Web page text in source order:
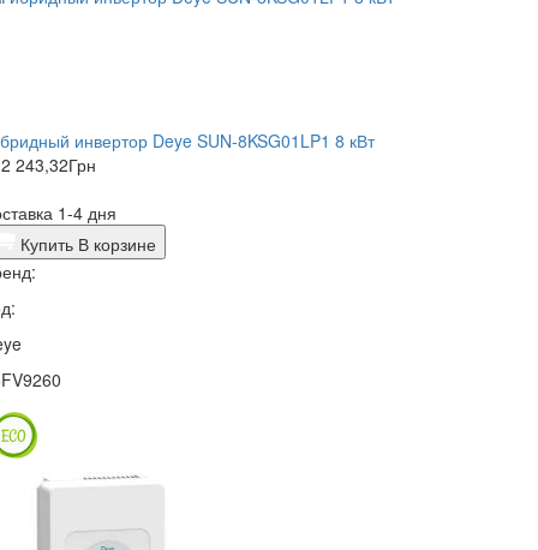
инвертор Deye SUN-8KSG01LP1 8 кВт
243,32Грн
1-4 дня
Купить В корзине